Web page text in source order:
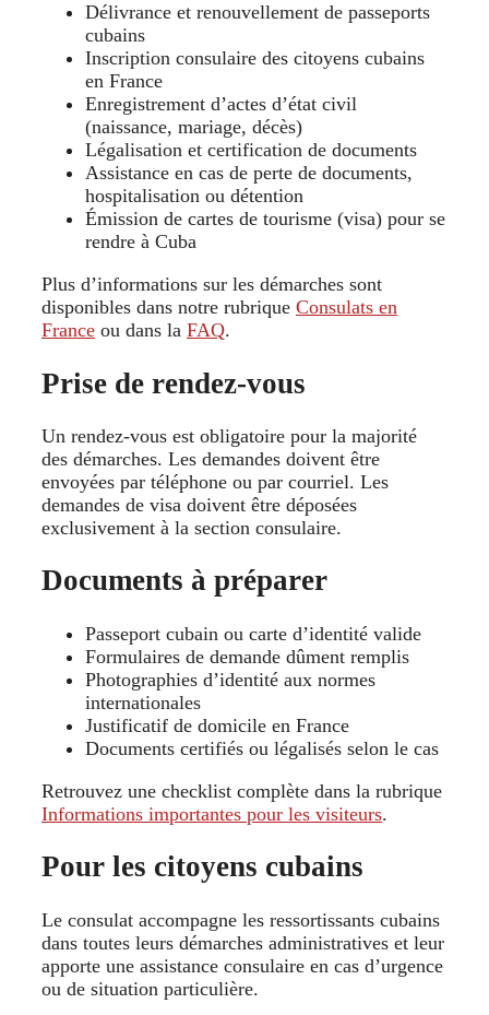
Délivrance et renouvellement de passeports
cubains
Inscription consulaire des citoyens cubains
en France
Enregistrement d’actes d’état civil
(naissance, mariage, décès)
Légalisation et certification de documents
Assistance en cas de perte de documents,
hospitalisation ou détention
Émission de cartes de tourisme (visa) pour se
rendre à Cuba
Plus d’informations sur les démarches sont
disponibles dans notre rubrique Consulats en
France ou dans la FAQ.
Prise de rendez-vous
Un rendez-vous est obligatoire pour la majorité
des démarches. Les demandes doivent être
envoyées par téléphone ou par courriel. Les
demandes de visa doivent être déposées
exclusivement à la section consulaire.
Documents à préparer
Passeport cubain ou carte d’identité valide
Formulaires de demande dûment remplis
Photographies d’identité aux normes
internationales
Justificatif de domicile en France
Documents certifiés ou légalisés selon le cas
Retrouvez une checklist complète dans la rubrique
Informations importantes pour les visiteurs.
Pour les citoyens cubains
Le consulat accompagne les ressortissants cubains
dans toutes leurs démarches administratives et leur
apporte une assistance consulaire en cas d’urgence
ou de situation particulière.